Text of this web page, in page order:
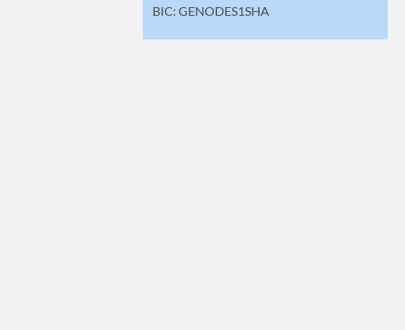
BIC: GENODES1SHA